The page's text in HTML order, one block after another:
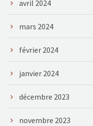
avril 2024
mars 2024
février 2024
janvier 2024
décembre 2023
novembre 2023